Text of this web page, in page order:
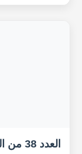
العدد 38 من المجلة العربية للمعلومات